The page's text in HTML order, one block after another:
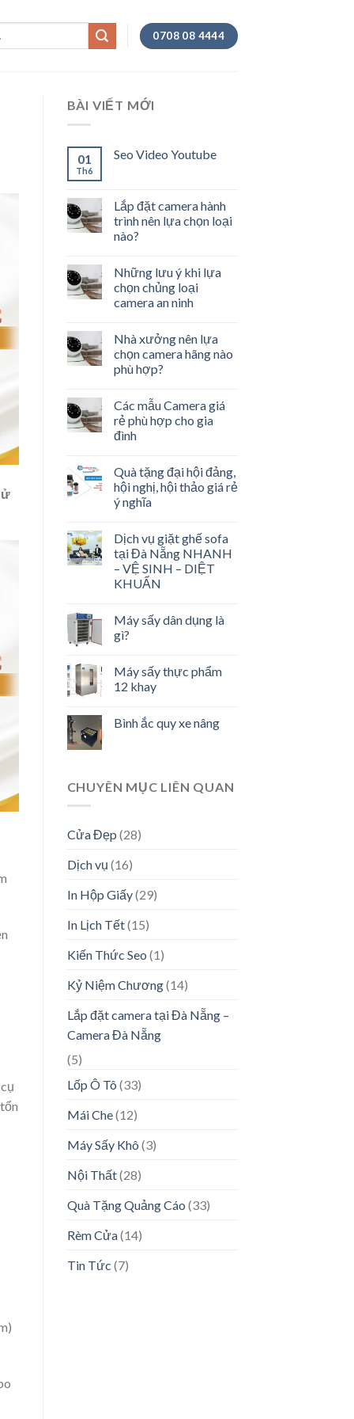
0708 08 4444
BÀI VIẾT MỚI
01
Th6
Seo Video Youtube
Lắp đặt camera hành
trình nên lựa chọn loại
nào?
Những lưu ý khi lựa
chọn chủng loại
camera an ninh
Nhà xưởng nên lựa
chọn camera hãng nào
phù hợp?
Các mẫu Camera giá
rẻ phù hợp cho gia
đình
Quà tặng đại hội đảng,
hội nghị, hội thảo giá rẻ
ý nghĩa
Dịch vụ giặt ghế sofa
tại Đà Nẵng NHANH
– VỆ SINH – DIỆT
KHUẨN
Máy sấy dân dụng là
gì?
Máy sấy thực phẩm
12 khay
Bình ắc quy xe nâng
CHUYÊN MỤC LIÊN QUAN
Cửa Đẹp (28)
Dịch vụ (16)
In Hộp Giấy(29)
In Lịch Tết(15)
Kiến Thức Seo (1)
Kỷ Niệm Chương(14)
Lắp đặt camera tại Đà Nẵng –
Camera Đà Nẵng
(5)
Lốp Ô Tô (33)
Mái Che(12)
Máy Sấy Khô (3)
Nội Thất(28)
Quà Tặng Quảng Cáo (33)
Rèm Cửa(14)
Tin Tức (7)